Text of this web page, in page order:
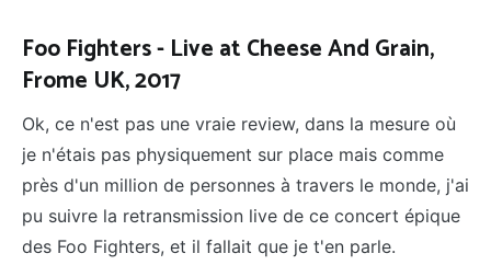
Foo Fighters - Live at Cheese And Grain,
Frome UK, 2017
Ok, ce n'est pas une vraie review, dans la mesure où
je n'étais pas physiquement sur place mais comme
près d'un million de personnes à travers le monde, j'ai
pu suivre la retransmission live de ce concert épique
des Foo Fighters, et il fallait que je t'en parle.